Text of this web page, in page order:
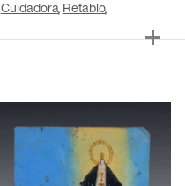
Cuidadora Retablo